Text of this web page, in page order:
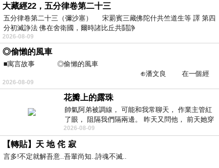
大藏經22，五分律卷第二十三
五分律卷第二十三（彌沙塞） 宋罽賓三藏佛陀什共竺道生等 譯 第四
分初滅諍法 佛在舍衛國，爾時諸比丘共鬪諍
2026-08-09
◎偷懶的風車
■寓言故事 ◎偷懶的風車
⊕潘文良 在一個經
常颳風的山丘上—&m
2026-08-09
花瓣上的露珠
帥氣阿弟被調線， 可能和我常聊天， 作業主管紅
了眼， 阻隔我們隔兩邊。 昨天又問他， 前天她穿
什麼顏色衣服， 不經
2026-08-09
【轉貼】天 地 侘 寂
言多!不定就解吾意..吾輩尚知..詩魂不滅..